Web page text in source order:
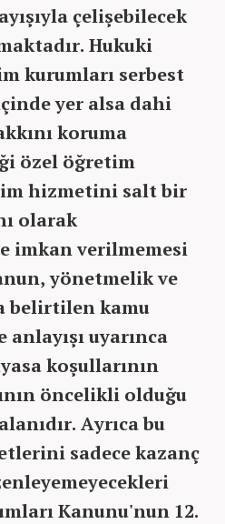
çelişebilecek
Hukuki
kurumları serbest
yer alsa dahi
koruma
özel öğretim
hizmetini salt bir
olarak
imkan verilmemesi
yönetmelik ve
belirtilen kamu
uyarınca
koşullarının
öncelikli olduğu
Ayrıca bu
sadece kazanç
Kanunu'nun 12.